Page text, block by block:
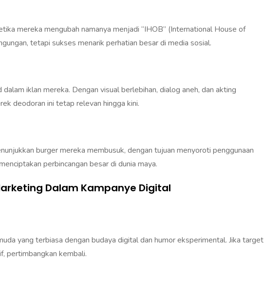
mereka mengubah namanya menjadi “IHOB” (International House of
tetapi sukses menarik perhatian besar di media sosial.
iklan mereka. Dengan visual berlebihan, dialog aneh, dan akting
deodoran ini tetap relevan hingga kini.
burger mereka membusuk, dengan tujuan menyoroti penggunaan
perbincangan besar di dunia maya.
Dalam Kampanye Digital
yang terbiasa dengan budaya digital dan humor eksperimental. Jika target
pertimbangkan kembali.